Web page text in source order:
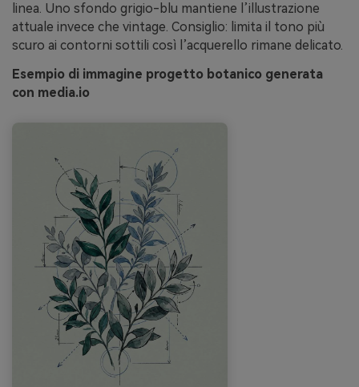
linea. Uno sfondo grigio-blu mantiene l’illustrazione
attuale invece che vintage. Consiglio: limita il tono più
scuro ai contorni sottili così l’acquerello rimane delicato.
Esempio di immagine progetto botanico generata
con media.io